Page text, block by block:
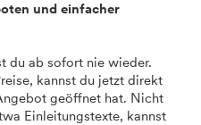
und einfacher
du ab sofort nie wieder.
kannst du jetzt direkt
geöffnet hat. Nicht
Einleitungstexte, kannst